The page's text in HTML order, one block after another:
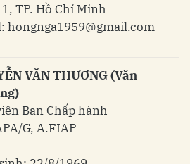
TP. Hồ Chí Minh
hongnga1959@gmail.com
VĂN THƯƠNG (Văn
Ban Chấp hành
G, A.FIAP